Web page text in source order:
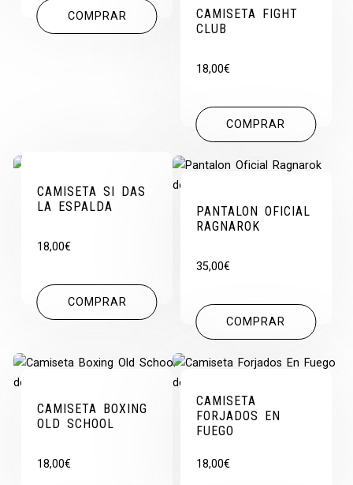
COMPRAR
CAMISETA FIGHT
CLUB
18,00€
COMPRAR
CAMISETA SI DAS
LA ESPALDA
18,00€
COMPRAR
PANTALON OFICIAL
RAGNAROK
35,00€
COMPRAR
CAMISETA BOXING
OLD SCHOOL
18,00€
CAMISETA
FORJADOS EN
FUEGO
18,00€